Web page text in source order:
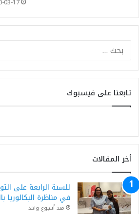
03-17
تابعنا على فيسبوك
أخر المقالات
للسنة الرابعة على
في مناظرة البكالوريا
منذ أسبوع واحد